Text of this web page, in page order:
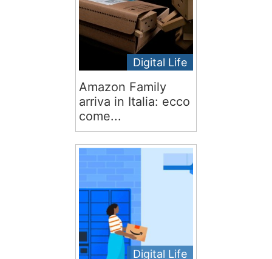
Digital Life
Amazon Family
arriva in Italia: ecco
come...
Digital Life